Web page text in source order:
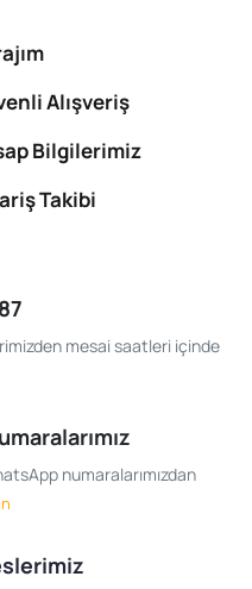
Alışveriş
Bilgilerimiz
Takibi
mesai saatleri içinde
numaralarımızdan